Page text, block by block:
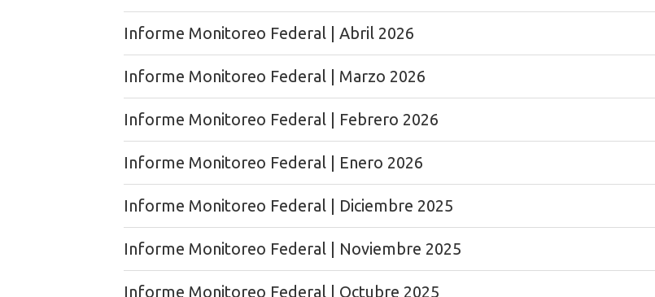
Informe Monitoreo Federal | Abril 2026
Informe Monitoreo Federal | Marzo 2026
Informe Monitoreo Federal | Febrero 2026
Informe Monitoreo Federal | Enero 2026
Informe Monitoreo Federal | Diciembre 2025
Informe Monitoreo Federal | Noviembre 2025
Informe Monitoreo Federal | Octubre 2025